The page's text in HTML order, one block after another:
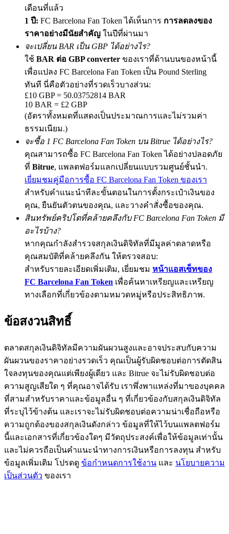
Exclusive for BitMart Users
Register & Trade to Win 500,000 USDT
Precious Metals Trading Carnival
Trade Gold & Silver · 33,333 USDT Bonus
USDT New User Exclusive 10% APR
USDT Flexible Staking | Daily Rewards
BTC New User Exclusive: 6.5% APR
BTC Flexible Staking | Daily Rewards
กิจกรรมเพิ่มเติม
รับรางวัลและสิทธิพิเศษสุดพิเศษ
ศูนย์รางวัล
เข้าสู่ระบบ ลงชื่อ
เดือนที่แล้ว
1 ปี: FC Barcelona Fan Token ได้เห็นการ การลดลงของ
ราคาอย่างมีนัยสำคัญ ในปีที่ผ่านมา
จะเปลี่ยน BAR เป็น GBP ได้อย่างไร?
ใช้ BAR ต่อ GBP converter ของเราที่ด้านบนของหน้านี้
เพื่อแปลง FC Barcelona Fan Token เป็น Pound Sterling
ทันที นี่คือตัวอย่างที่รวดเร็วบางส่วน:
£10 GBP = 50.03752814 BAR
10 BAR = £2 GBP
(อัตราทั้งหมดที่แสดงเป็นประมาณการและไม่รวมค่า
ธรรมเนียม.)
จะซื้อ 1 FC Barcelona Fan Token บน Bitrue ได้อย่างไร?
คุณสามารถซื้อ FC Barcelona Fan Token ได้อย่างปลอดภัย
ที่ Bitrue, แพลตฟอร์มแลกเปลี่ยนแบบรวมศูนย์ชั้นนำ.
เยี่ยมชมคู่มือการซื้อ FC Barcelona Fan Token ของเรา
สำหรับคำแนะนำทีละขั้นตอนในการตั้งกระเป๋าเงินของ
คุณ, ยืนยันตัวตนของคุณ, และวางคำสั่งซื้อของคุณ.
สินทรัพย์คริปโตที่คล้ายคลึงกับ FC Barcelona Fan Token มี
อะไรบ้าง?
หากคุณกำลังสำรวจสกุลเงินดิจิทัลที่มีมูลค่าตลาดหรือ
คุณสมบัติที่คล้ายคลึงกัน ให้ตรวจสอบ:
สำหรับรายละเอียดเพิ่มเติม, เยี่ยมชม หน้าแอสเซ็ทของ
FC Barcelona Fan Token เพื่อค้นหาเหรียญและเหรียญ
ทางเลือกที่เกี่ยวข้องตามหมวดหมู่หรือประสิทธิภาพ.
ข้อสงวนสิทธิ์
ตลาดสกุลเงินดิจิทัลมีความผันผวนสูงและอาจประสบกับความ
ผันผวนของราคาอย่างรวดเร็ว คุณเป็นผู้รับผิดชอบต่อการตัดสิน
ใจลงทุนของคุณแต่เพียงผู้เดียว และ Bitrue จะไม่รับผิดชอบต่อ
ความสูญเสียใด ๆ ที่คุณอาจได้รับ เราพึ่งพาแหล่งที่มาของบุคคล
ที่สามสำหรับราคาและข้อมูลอื่น ๆ ที่เกี่ยวข้องกับสกุลเงินดิจิทัล
ที่ระบุไว้ข้างต้น และเราจะไม่รับผิดชอบต่อความน่าเชื่อถือหรือ
ความถูกต้องของสกุลเงินดังกล่าว ข้อมูลที่ให้ไว้บนแพลตฟอร์ม
นี้และเอกสารที่เกี่ยวข้องใดๆ มีวัตถุประสงค์เพื่อให้ข้อมูลเท่านั้น
และไม่ควรถือเป็นคำแนะนำทางการเงินหรือการลงทุน สำหรับ
ข้อมูลเพิ่มเติม โปรดดู ข้อกำหนดการใช้งาน และ นโยบายความ
เป็นส่วนตัว ของเรา